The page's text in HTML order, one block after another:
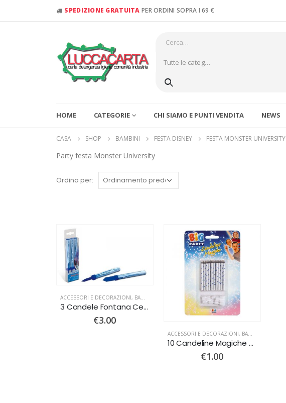
SPEDIZIONE GRATUITA PER ORDINI SOPRA I 69 €
Tutte le categorie
HOME CATEGORIE CHI SIAMO E PUNTI VENDITA NEWS
CASA SHOP BAMBINI FESTA DISNEY FESTA MONSTER UNIVERSITY
Party festa Monster University
Ordina per:
ACCESSORI E DECORAZIONI, BAMBINI FESTA 1 COMPLEANNO,FESTA ANIMALI
3 Candele Fontana Celesti
€3.00
ACCESSORI E DECORAZIONI, BAMBINI
10 Candeline Magiche Celeste
€1.00